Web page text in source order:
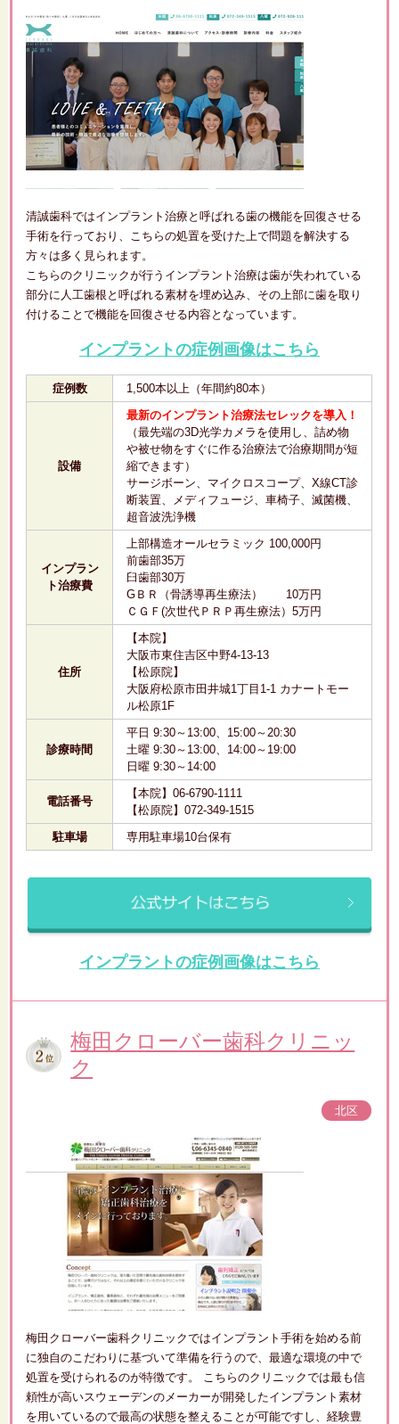
清誠歯科ではインプラント治療と呼ばれる歯の機能を回復させる
手術を行っており、こちらの処置を受けた上で問題を解決する
方々は多く見られます。
こちらのクリニックが行うインプラント治療は歯が失われている
部分に人工歯根と呼ばれる素材を埋め込み、その上部に歯を取り
付けることで機能を回復させる内容となっています。
インプラントの症例画像はこちら
症例数 1,500本以上（年間約80本）
設備
最新のインプラント治療法セレックを導入！
（最先端の3D光学カメラを使用し、詰め物
や被せ物をすぐに作る治療法で治療期間が短
縮できます）
サージボーン、マイクロスコープ、X線CT診
断装置、メディフュージ、車椅子、滅菌機、
超音波洗浄機
インプラン
ト治療費
上部構造オールセラミック 100,000円
前歯部35万
臼歯部30万
GＢＲ（骨誘導再生療法） 10万円
ＣＧＦ(次世代ＰＲＰ再生療法）5万円
住所
【本院】
大阪市東住吉区中野4-13-13
【松原院】
大阪府松原市田井城1丁目1-1 カナートモー
ル松原1F
診療時間
平日 9:30～13:00、15:00～20:30
土曜 9:30～13:00、14:00～19:00
日曜 9:30～14:00
電話番号
【本院】06-6790-1111
【松原院】072-349-1515
駐車場
専用駐車場10台保有
インプラントの症例画像はこちら
梅田クローバー歯科クリニッ
ク
北区
梅田クローバー歯科クリニックではインプラント手術を始める前
に独自のこだわりに基づいて準備を行うので、最適な環境の中で
処置を受けられるのが特徴です。 こちらのクリニックでは最も信
頼性が高いスウェーデンのメーカーが開発したインプラント素材
を用いているので最高の状態を整えることが可能ですし、経験豊